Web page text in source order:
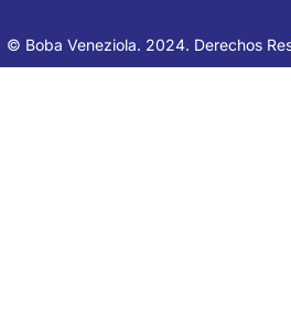
© Boba Veneziola. 2024. Derechos